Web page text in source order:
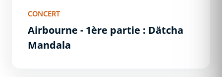
CONCERT
Airbourne - 1ère partie : Dätcha
Mandala